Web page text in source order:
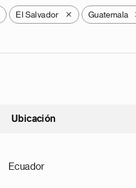
El Salvador X Guatemala
Ubicación
Ecuador